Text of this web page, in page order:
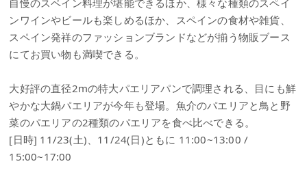
ンワインやビールも楽しめるほか、スペインの食材や雑貨、
スペイン発祥のファッションブランドなどが揃う物販ブース
にてお買い物も満喫できる。
大好評の直径2mの特大パエリアパンで調理される、目にも鮮
やかな大鍋パエリアが今年も登場。魚介のパエリアと鳥と野
菜のパエリアの2種類のパエリアを食べ比べできる。
[日時] 11/23(土)、11/24(日)ともに 11:00~13:00 /
15:00~17:00